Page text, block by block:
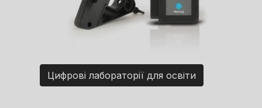
Цифрові лабораторії для освіти